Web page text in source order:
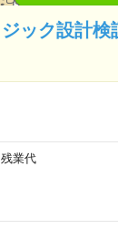
ック設計検
業代